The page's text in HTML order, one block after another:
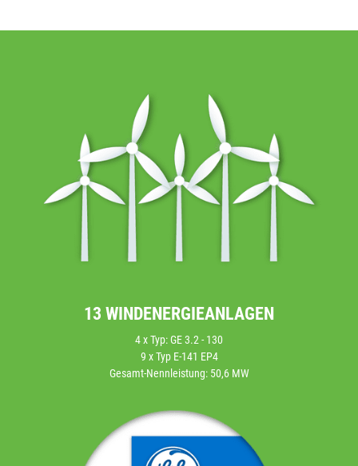
13 WINDENERGIEANLAGEN
4 x Typ: GE 3.2 - 130
9 x Typ E-141 EP4
Gesamt-Nennleistung: 50,6 MW